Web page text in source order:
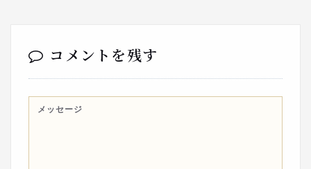
コメントを残す